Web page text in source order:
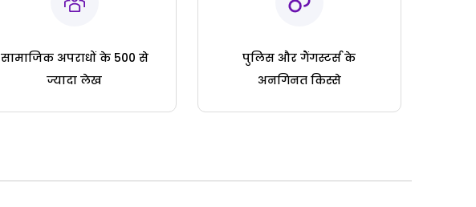
सामाजिक अपराधों के 500 से
ज्यादा लेख
पुलिस और गैंगस्टर्स के
अनगिनत किस्से